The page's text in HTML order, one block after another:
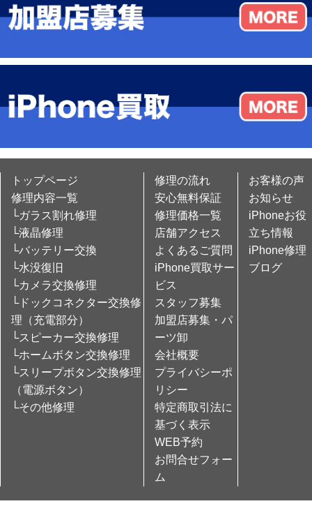
トップページ
修理内容一覧
└ガラス割れ修理
└液晶修理
└バッテリー交換
└水没復旧
└カメラ交換修理
└ドックコネクター交換修
理（充電部分）
└スピーカー交換修理
└ホームボタン交換修理
└スリープボタン交換修理
（電源ボタン）
└その他修理
修理の流れ
安心無料保証
修理価格一覧
店舗アクセス
よくあるご質問
iPhone買取サー
ビス
スタッフ募集
加盟店募集・パ
ーツ卸
会社概要
プライバシーポ
リシー
特定商取引法に
基づく表示
WEB予約
お問合せフォー
ム
お客様の声
お知らせ
iPhoneお役
立ち情報
iPhone修理
ブログ